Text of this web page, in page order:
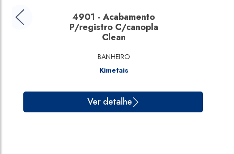
4901 - Acabamento
P/registro C/canopla
Clean
BANHEIRO
Kimetais
Ver detalhe